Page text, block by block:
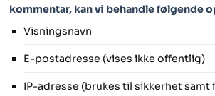
kommentar, kan vi behandle følgende
Visningsnavn
E-postadresse (vises ikke offentlig)
IP-adresse (brukes til sikkerhet